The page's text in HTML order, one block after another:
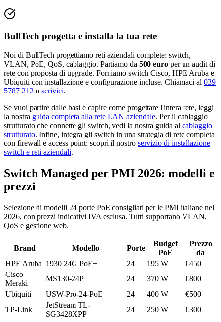
BullTech progetta e installa la tua rete
Noi di BullTech progettiamo reti aziendali complete: switch,
VLAN, PoE, QoS, cablaggio. Partiamo da 500 euro per un audit di
rete con proposta di upgrade. Forniamo switch Cisco, HPE Aruba e
Ubiquiti con installazione e configurazione incluse. Chiamaci al 039
5787 212 o scrivici.
Se vuoi partire dalle basi e capire come progettare l'intera rete, leggi
la nostra guida completa alla rete LAN aziendale. Per il cablaggio
strutturato che connette gli switch, vedi la nostra guida al cablaggio
strutturato. Infine, integra gli switch in una strategia di rete completa
con firewall e access point: scopri il nostro servizio di installazione
switch e reti aziendali.
Switch Managed per PMI 2026: modelli e
prezzi
Selezione di modelli 24 porte PoE consigliati per le PMI italiane nel
2026, con prezzi indicativi IVA esclusa. Tutti supportano VLAN,
QoS e gestione web.
Brand Modello Porte
Budget
PoE
Prezzo
da
HPE Aruba 1930 24G PoE+ 24 195 W
€450
Cisco
Meraki
MS130-24P 24 370 W
€800
Ubiquiti
USW-Pro-24-PoE 24 400 W
€500
TP-Link
JetStream TL-
SG3428XPP
24 250 W €300